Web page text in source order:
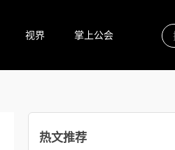
视界 掌上公会
热文推荐